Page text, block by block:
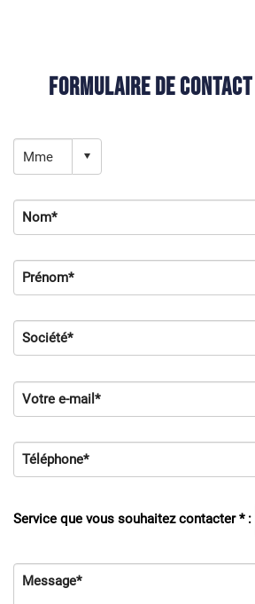
Formulaire de contact
Nom*
Prénom*
Société*
Votre e-mail*
Téléphone*
Service que vous souhaitez contacter * :
Message*